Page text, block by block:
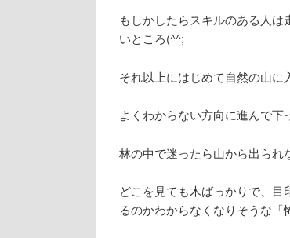
もしかしたらスキルのある人
いところ(^^;
それ以上にはじめて自然の山に
よくわからない方向に進んで下
林の中で迷ったら山から出ら
どこを見ても木ばっかりで、
るのかわからなくなりそうな「